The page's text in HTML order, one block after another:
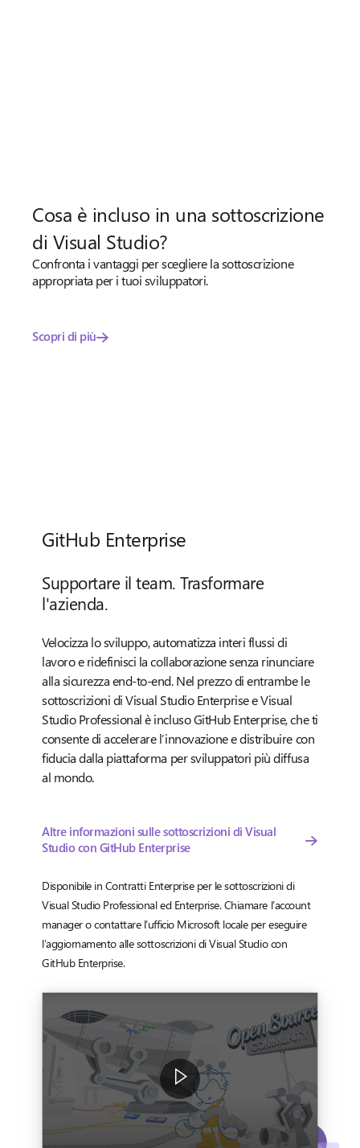
Cosa è incluso in una sottoscrizione
di Visual Studio?
Confronta i vantaggi per scegliere la sottoscrizione
appropriata per i tuoi sviluppatori.
Scopri di più
GitHub Enterprise
Supportare il team. Trasformare
l'azienda.
Velocizza lo sviluppo, automatizza interi flussi di
lavoro e ridefinisci la collaborazione senza rinunciare
alla sicurezza end-to-end. Nel prezzo di entrambe le
sottoscrizioni di Visual Studio Enterprise e Visual
Studio Professional è incluso GitHub Enterprise, che ti
consente di accelerare l’innovazione e distribuire con
fiducia dalla piattaforma per sviluppatori più diffusa
al mondo.
Altre informazioni sulle sottoscrizioni di Visual
Studio con GitHub Enterprise
Disponibile in Contratti Enterprise per le sottoscrizioni di
Visual Studio Professional ed Enterprise. Chiamare l’account
manager o contattare l’ufficio Microsoft locale per eseguire
l’aggiornamento alle sottoscrizioni di Visual Studio con
GitHub Enterprise.